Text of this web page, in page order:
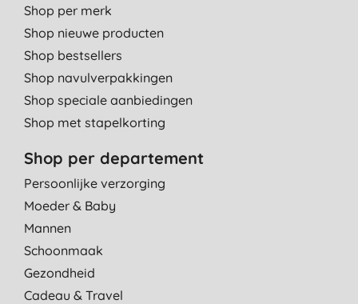
Shop per merk
Shop nieuwe producten
Shop bestsellers
Shop navulverpakkingen
Shop speciale aanbiedingen
Shop met stapelkorting
Shop per departement
Persoonlijke verzorging
Moeder & Baby
Mannen
Schoonmaak
Gezondheid
Cadeau & Travel